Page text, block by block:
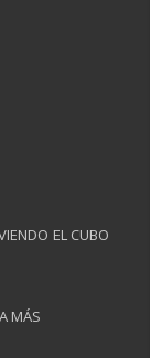
EL CUBO
MÁS